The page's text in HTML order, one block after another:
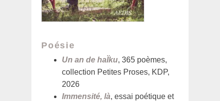
Poésie
Un an de haÏku, 365 poèmes,
collection Petites Proses, KDP,
2026
Immensité, là, essai poétique et